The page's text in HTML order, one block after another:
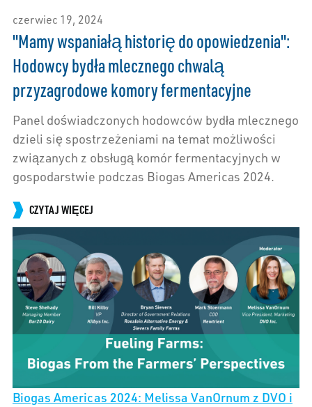
czerwiec 19, 2024
"Mamy wspaniałą historię do opowiedzenia":
Hodowcy bydła mlecznego chwalą
przyzagrodowe komory fermentacyjne
Panel doświadczonych hodowców bydła mlecznego
dzieli się spostrzeżeniami na temat możliwości
związanych z obsługą komór fermentacyjnych w
gospodarstwie podczas Biogas Americas 2024.
CZYTAJ WIĘCEJ
Biogas Americas 2024: Melissa VanOrnum z DVO i